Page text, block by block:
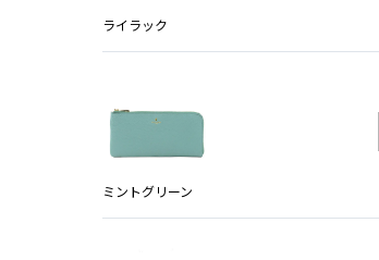
ライラック
ミントグリーン